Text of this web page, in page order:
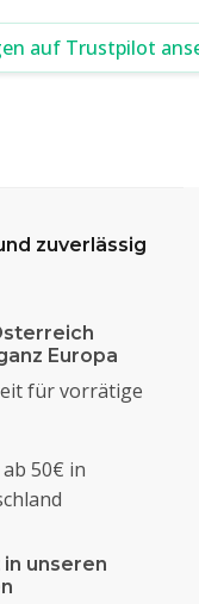
auf Trustpilot
zuverlässig
Europa
für vorrätige
50€ in
unseren